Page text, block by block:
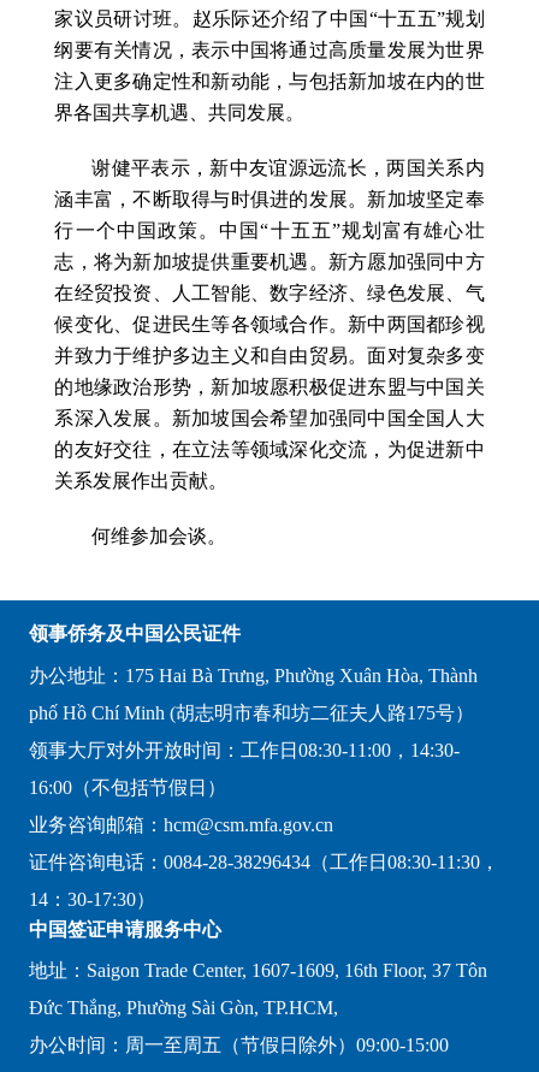
家议员研讨班。赵乐际还介绍了中国“十五五”规划
纲要有关情况，表示中国将通过高质量发展为世界
注入更多确定性和新动能，与包括新加坡在内的世
界各国共享机遇、共同发展。
谢健平表示，新中友谊源远流长，两国关系内
涵丰富，不断取得与时俱进的发展。新加坡坚定奉
行一个中国政策。中国“十五五”规划富有雄心壮
志，将为新加坡提供重要机遇。新方愿加强同中方
在经贸投资、人工智能、数字经济、绿色发展、气
候变化、促进民生等各领域合作。新中两国都珍视
并致力于维护多边主义和自由贸易。面对复杂多变
的地缘政治形势，新加坡愿积极促进东盟与中国关
系深入发展。新加坡国会希望加强同中国全国人大
的友好交往，在立法等领域深化交流，为促进新中
关系发展作出贡献。
何维参加会谈。
领事侨务及中国公民证件
办公地址：175 Hai Bà Trưng, Phường Xuân Hòa, Thành
phố Hồ Chí Minh (胡志明市春和坊二征夫人路175号）
领事大厅对外开放时间：工作日08:30-11:00，14:30-
16:00（不包括节假日）
业务咨询邮箱：hcm@csm.mfa.gov.cn
证件咨询电话：0084-28-38296434（工作日08:30-11:30，
14：30-17:30）
中国签证申请服务中心
地址：Saigon Trade Center, 1607-1609, 16th Floor, 37 Tôn
Đức Thắng, Phường Sài Gòn, TP.HCM,
办公时间：周一至周五（节假日除外）09:00-15:00